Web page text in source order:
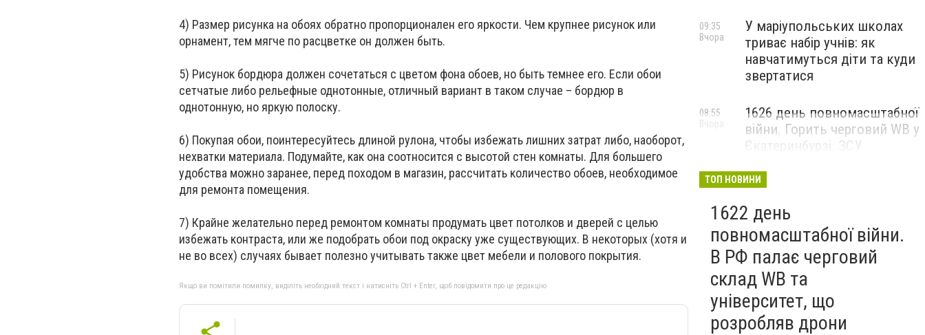
4) Размер рисунка на обоях обратно пропорционален его яркости. Чем крупнее рисунок или
орнамент, тем мягче по расцветке он должен быть.
5) Рисунок бордюра должен сочетаться с цветом фона обоев, но быть темнее его. Если обои
сетчатые либо рельефные однотонные, отличный вариант в таком случае – бордюр в
однотонную, но яркую полоску.
6) Покупая обои, поинтересуйтесь длиной рулона, чтобы избежать лишних затрат либо, наоборот,
нехватки материала. Подумайте, как она соотносится с высотой стен комнаты. Для большего
удобства можно заранее, перед походом в магазин, рассчитать количество обоев, необходимое
для ремонта помещения.
7) Крайне желательно перед ремонтом комнаты продумать цвет потолков и дверей с целью
избежать контраста, или же подобрать обои под окраску уже существующих. В некоторых (хотя и
не во всех) случаях бывает полезно учитывать также цвет мебели и полового покрытия.
Якщо ви помітили помилку, виділіть необхідний текст і натисніть Ctrl + Enter, щоб повідомити про це редакцію
У маріупольських школах
триває набір учнів: як
навчатимуться діти та куди
звертатися
09:35
Вчора
1626 день повномасштабної
війни. Горить черговий WB у
Єкатеринбурзі. ЗСУ
Маріуполі
08:55
Вчора
ТОП НОВИНИ
1622 день
повномасштабної війни.
В РФ палає черговий
склад WB та
університет, що
розробляв дрони